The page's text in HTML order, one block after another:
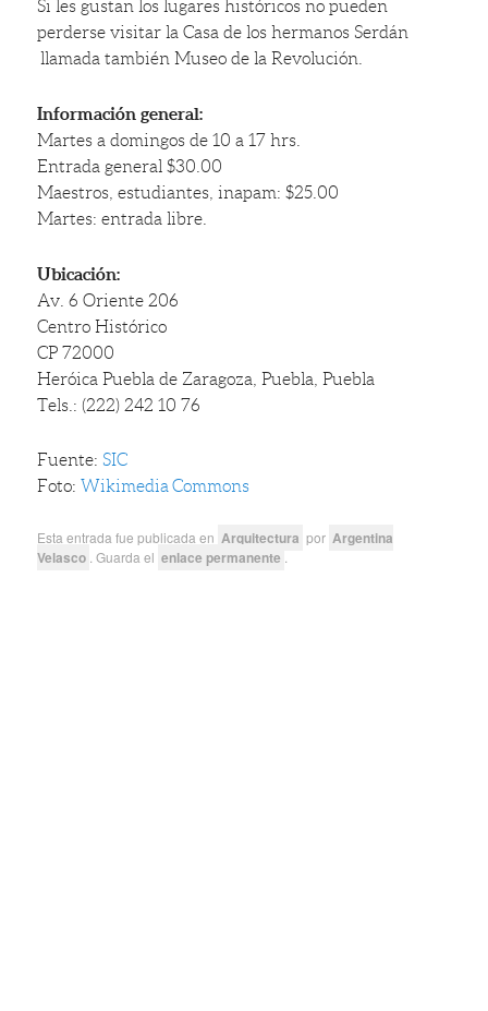
Si les gustan los lugares históricos no pueden
perderse visitar la Casa de los hermanos Serdán
llamada también Museo de la Revolución.
Información general:
Martes a domingos de 10 a 17 hrs.
Entrada general $30.00
Maestros, estudiantes, inapam: $25.00
Martes: entrada libre.
Ubicación:
Av. 6 Oriente 206
Centro Histórico
CP 72000
Heróica Puebla de Zaragoza, Puebla, Puebla
Tels.: (222) 242 10 76
Fuente: SIC
Foto:Wikimedia Commons
Esta entrada fue publicada en Arquitectura por Argentina
Velasco . Guarda el enlace permanente